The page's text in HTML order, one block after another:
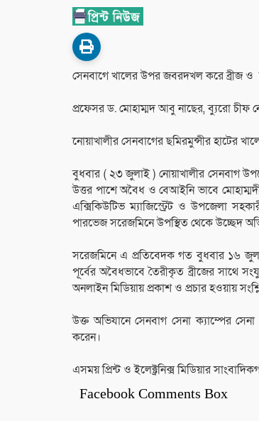
সেনবাগে খালের উপর জবরদখল করে ব্রীজ ও
‎প্রফেসর ড. মোহাম্মদ আবু নাছের, ব্যুরো চীফ
‎নোয়াখালীর সেনবাগের ছমিরমুন্সীর হাটের
‎বুধবার ( ২৩ জুলাই ) নোয়াখালীর সেনবাগ
উত্তর পাশে অবৈধ ও বেআইনি ভাবে
এক্সিকিউটিভ ম্যাজিস্ট্রেট ও উপজেলা
পারভেজ সরেজমিনে উপস্থিত থেকে উচ্ছেদ
‎সরেজমিনে এ প্রতিবেদক গত বুধবার ১৬
পূর্বের অবৈধভাবে তৈরীকৃত ব্রীজের সাথে
অনলাইন মিডিয়ায় প্রকাশ ও প্রচার হওয়ায়
‎উক্ত অভিযানে সেনবাগ সেনা ক্যাম্পের
করেন।
‎এসময় প্রিন্ট ও ইলেক্ট্রনিক্স মিডিয়ার
Facebook Comments Box